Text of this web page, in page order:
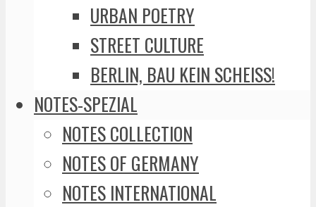
URBAN POETRY
STREET CULTURE
BERLIN, BAU KEIN SCHEISS!
NOTES-SPEZIAL
NOTES COLLECTION
NOTES OF GERMANY
NOTES INTERNATIONAL